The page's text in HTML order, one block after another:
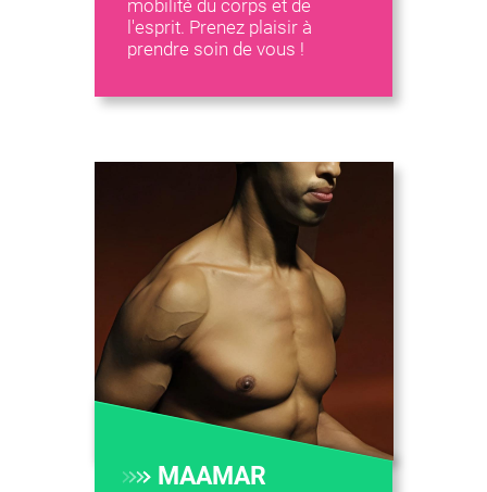
mobilité du corps et de
l'esprit. Prenez plaisir à
prendre soin de vous !
MAAMAR